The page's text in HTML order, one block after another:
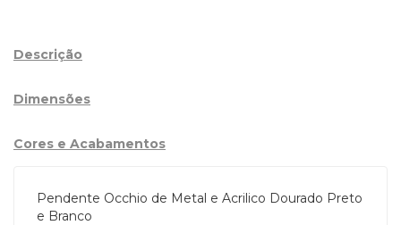
Descrição
Dimensões
Cores e Acabamentos
Pendente Occhio de Metal e Acrilico Dourado Preto
e Branco